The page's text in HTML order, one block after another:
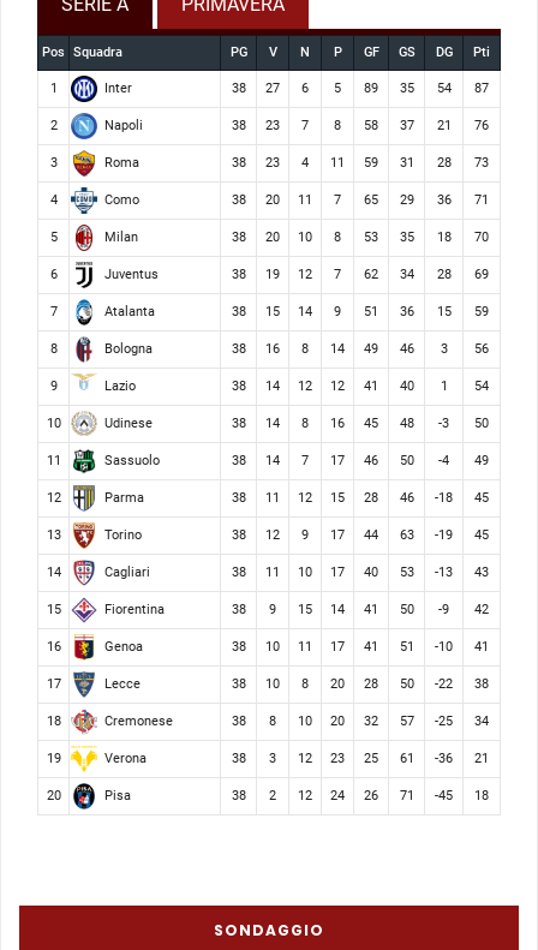
Pos Squadra PG V N P GF GS DG Pti
1 Inter 38 27 6 5 89 35 54 87
2 Napoli 38 23 7 8 58 37 21 76
3 Roma 38 23 4 11 59 31 28 73
4 Como 38 20 11 7 65 29 36 71
5 Milan 38 20 10 8 53 35 18 70
6 Juventus 38 19 12 7 62 34 28 69
7 Atalanta 38 15 14 9 51 36 15 59
8 Bologna 38 16 8 14 49 46 3 56
9 Lazio 38 14 12 12 41 40 1 54
10 Udinese 38 14 8 16 45 48 -3 50
11 Sassuolo 38 14 7 17 46 50 -4 49
12 Parma 38 11 12 15 28 46 -18 45
13 Torino 38 12 9 17 44 63 -19 45
14 Cagliari 38 11 10 17 40 53 -13 43
15 Fiorentina 38 9 15 14 41 50 -9 42
16 Genoa 38 10 11 17 41 51 -10 41
17 Lecce 38 10 8 20 28 50 -22 38
18 Cremonese 38 8 10 20 32 57 -25 34
19 Verona 38 3 12 23 25 61 -36 21
20 Pisa 38 2 12 24 26 71 -45 18
SONDAGGIO